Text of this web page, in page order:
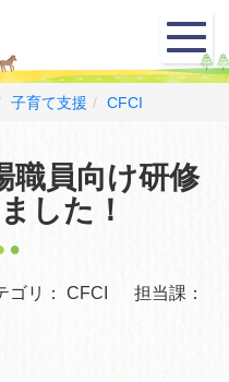
メ
ニ
ュ
子育て支援 CFCI
職員向け研修
した！
ゴリ： CFCI
担当課：